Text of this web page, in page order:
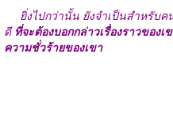
ยิ่งไปกว่านั้น ยังจำเป็นสำหรับค
ดี ที่จะต้องบอกกล่าวเรื่องราวของ
ความชั่วร้ายของเขา